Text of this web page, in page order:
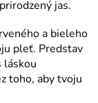
jas.
a bieleho
pleť. Predstav
láskou
toho, aby tvoju